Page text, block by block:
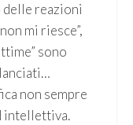
delle reazioni
mi riesce”,
sono
non sempre
intellettiva.